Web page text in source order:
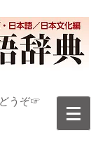
うぞ☞